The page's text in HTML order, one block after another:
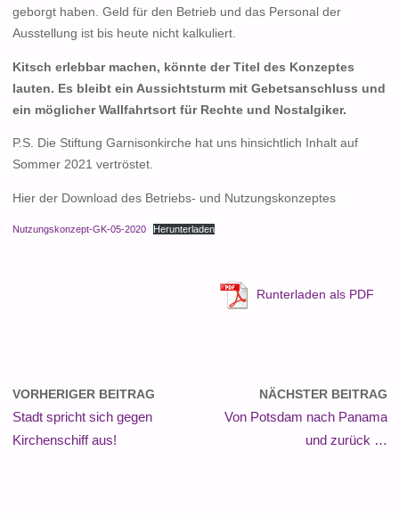
geborgt haben. Geld für den Betrieb und das Personal der
Ausstellung ist bis heute nicht kalkuliert.
Kitsch erlebbar machen, könnte der Titel des Konzeptes
lauten. Es bleibt ein Aussichtsturm mit Gebetsanschluss und
ein möglicher Wallfahrtsort für Rechte und Nostalgiker.
P.S. Die Stiftung Garnisonkirche hat uns hinsichtlich Inhalt auf
Sommer 2021 vertröstet.
Hier der Download des Betriebs- und Nutzungskonzeptes
Nutzungskonzept-GK-05-2020 Herunterladen
Runterladen als PDF
VORHERIGER BEITRAG
Stadt spricht sich gegen
Kirchenschiff aus!
NÄCHSTER BEITRAG
Von Potsdam nach Panama
und zurück …